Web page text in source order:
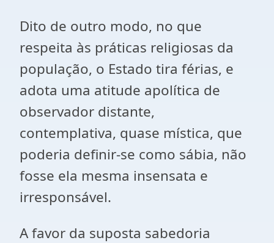
Dito de outro modo, no que
respeita às práticas religiosas da
população, o Estado tira férias, e
adota uma atitude apolítica de
observador distante,
contemplativa, quase mística, que
poderia definir-se como sábia, não
fosse ela mesma insensata e
irresponsável.
A favor da suposta sabedoria